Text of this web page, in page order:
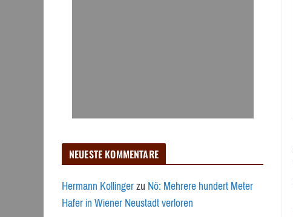
NEUESTE KOMMENTARE
Hermann KollingerzuNö: Mehrere hundert Meter
Hafer in Wiener Neustadt verloren